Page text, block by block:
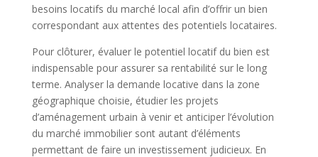
besoins locatifs du marché local afin d’offrir un bien
correspondant aux attentes des potentiels locataires.
Pour clôturer, évaluer le potentiel locatif du bien est
indispensable pour assurer sa rentabilité sur le long
terme. Analyser la demande locative dans la zone
géographique choisie, étudier les projets
d’aménagement urbain à venir et anticiper l’évolution
du marché immobilier sont autant d’éléments
permettant de faire un investissement judicieux. En